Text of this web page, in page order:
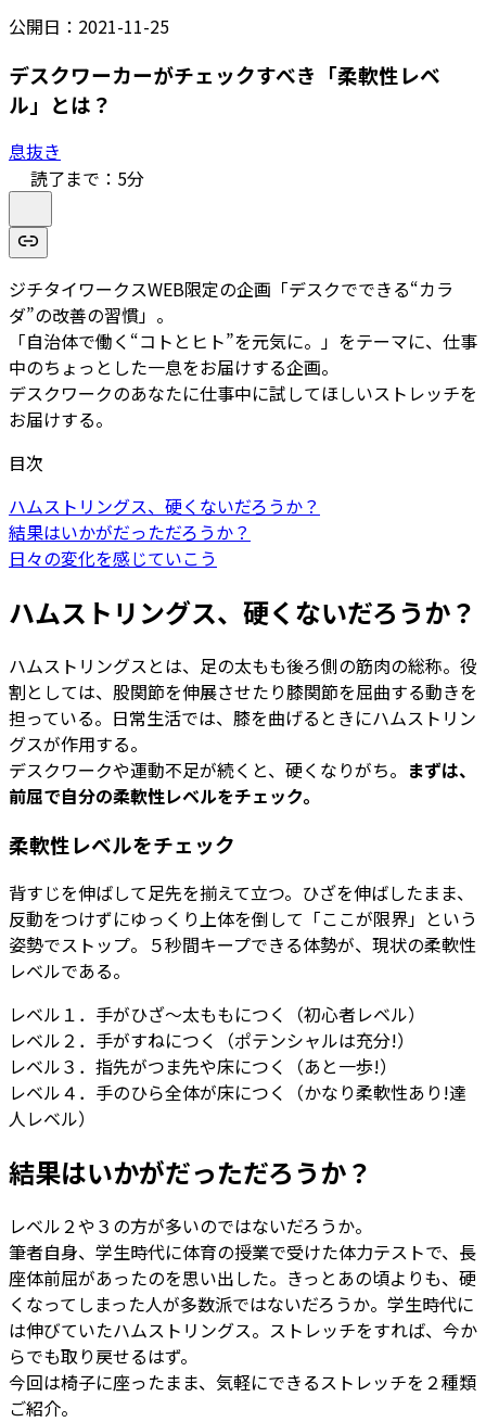
公開日： 2021-11-25
デスクワーカーがチェックすべき「柔軟性レベ
ル」とは？
息抜き
読了まで： 5分
ジチタイワークスWEB限定の企画「デスクでできる“カラ
ダ”の改善の習慣」。
「自治体で働く“コトとヒト”を元気に。」をテーマに、仕事
中のちょっとした一息をお届けする企画。
デスクワークのあなたに仕事中に試してほしいストレッチを
お届けする。
目次
ハムストリングス、硬くないだろうか？
結果はいかがだっただろうか？
日々の変化を感じていこう
ハムストリングス、硬くないだろうか？
ハムストリングスとは、足の太もも後ろ側の筋肉の総称。役
割としては、股関節を伸展させたり膝関節を屈曲する動きを
担っている。日常生活では、膝を曲げるときにハムストリン
グスが作用する。
デスクワークや運動不足が続くと、硬くなりがち。 まずは、
前屈で自分の柔軟性レベルをチェック。
柔軟性レベルをチェック
背すじを伸ばして足先を揃えて立つ。ひざを伸ばしたまま、
反動をつけずにゆっくり上体を倒して「ここが限界」という
姿勢でストップ。５秒間キープできる体勢が、現状の柔軟性
レベルである。
レベル１．手がひざ～太ももにつく（初心者レベル）
レベル２．手がすねにつく（ポテンシャルは充分!）
レベル３．指先がつま先や床につく（あと一歩!）
レベル４．手のひら全体が床につく（かなり柔軟性あり!達
人レベル）
結果はいかがだっただろうか？
レベル２や３の方が多いのではないだろうか。
筆者自身、学生時代に体育の授業で受けた体力テストで、長
座体前屈があったのを思い出した。きっとあの頃よりも、硬
くなってしまった人が多数派ではないだろうか。学生時代に
は伸びていたハムストリングス。ストレッチをすれば、今か
らでも取り戻せるはず。
今回は椅子に座ったまま、気軽にできるストレッチを２種類
ご紹介。